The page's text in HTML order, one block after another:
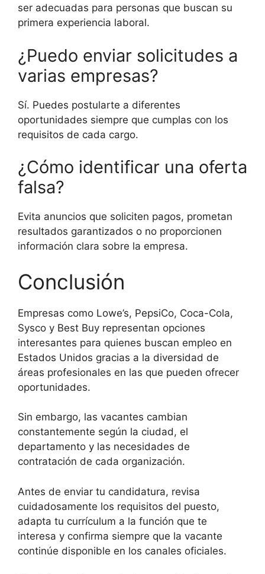
ser adecuadas para personas que buscan su
primera experiencia laboral.
¿Puedo enviar solicitudes a
varias empresas?
Sí. Puedes postularte a diferentes
oportunidades siempre que cumplas con los
requisitos de cada cargo.
¿Cómo identificar una oferta
falsa?
Evita anuncios que soliciten pagos, prometan
resultados garantizados o no proporcionen
información clara sobre la empresa.
Conclusión
Empresas como Lowe’s, PepsiCo, Coca-Cola,
Sysco y Best Buy representan opciones
interesantes para quienes buscan empleo en
Estados Unidos gracias a la diversidad de
áreas profesionales en las que pueden ofrecer
oportunidades.
Sin embargo, las vacantes cambian
constantemente según la ciudad, el
departamento y las necesidades de
contratación de cada organización.
Antes de enviar tu candidatura, revisa
cuidadosamente los requisitos del puesto,
adapta tu currículum a la función que te
interesa y confirma siempre que la vacante
continúe disponible en los canales oficiales.